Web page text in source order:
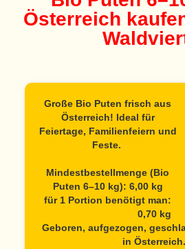
Österreich
Große Bio Puten frisch aus
Österreich! Ideal für
Feiertage, Familienfeiern und
Feste.
Mindestbestellmenge (Bio
Puten 6–10 kg): 6,00 kg
für 1 Portion benötigt man:
0,70 kg
Geboren, aufgezogen,
in Österreich.